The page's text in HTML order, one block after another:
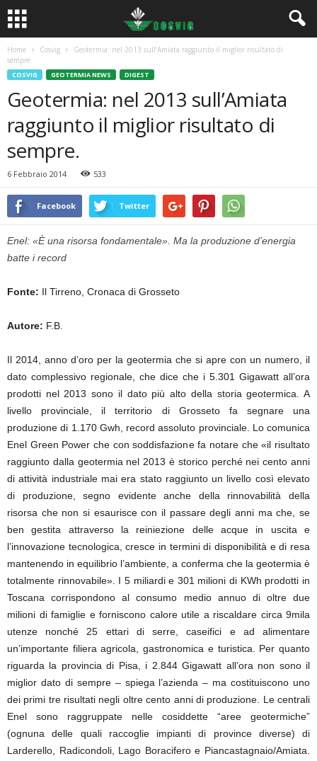
Home Cosvig
Geotermia: nel 2013 sull’Amiata raggiunto il miglior risultato di
sempre.
COSVIG GEOTERMIA NEWS DIGEST
Geotermia: nel 2013 sull’Amiata
raggiunto il miglior risultato di
sempre.
6 Febbraio 2014 533
Facebook Twitter
Enel: «È una risorsa fondamentale». Ma la produzione d’energia
batte i record
Fonte: Il Tirreno, Cronaca di Grosseto
Autore: F.B.
Il 2014, anno d’oro per la geotermia che si apre con un numero, il
dato complessivo regionale, che dice che i 5.301 Gigawatt all’ora
prodotti nel 2013 sono il dato più alto della storia geotermica. A
livello provinciale, il territorio di Grosseto fa segnare una
produzione di 1.170 Gwh, record assoluto provinciale. Lo comunica
Enel Green Power che con soddisfazione fa notare che «il risultato
raggiunto dalla geotermia nel 2013 è storico perché nei cento anni
di attività industriale mai era stato raggiunto un livello così elevato
di produzione, segno evidente anche della rinnovabilità della
risorsa che non si esaurisce con il passare degli anni ma che, se
ben gestita attraverso la reiniezione delle acque in uscita e
l’innovazione tecnologica, cresce in termini di disponibilità e di resa
mantenendo in equilibrio l’ambiente, a conferma che la geotermia è
totalmente rinnovabile». I 5 miliardi e 301 milioni di KWh prodotti in
Toscana corrispondono al consumo medio annuo di oltre due
milioni di famiglie e forniscono calore utile a riscaldare circa 9mila
utenze nonché 25 ettari di serre, caseifici e ad alimentare
un’importante filiera agricola, gastronomica e turistica. Per quanto
riguarda la provincia di Pisa, i 2.844 Gigawatt all’ora non sono il
miglior dato di sempre – spiega l’azienda – ma costituiscono uno
dei primi tre risultati negli oltre cento anni di produzione. Le centrali
Enel sono raggruppate nelle cosiddette “aree geotermiche”
(ognuna delle quali raccoglie impianti di province diverse) di
Larderello, Radicondoli, Lago Boracifero e Piancastagnaio/Amiata.